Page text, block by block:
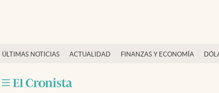
ÚLTIMAS NOTICIAS ACTUALIDAD FINANZAS Y ECONOMÍA
Actualidad